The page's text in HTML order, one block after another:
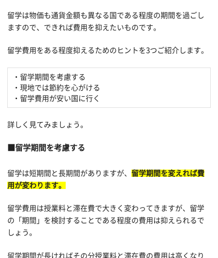
留学は物価も通貨金額も異なる国である程度の期間を過ごし
ますので、できれば費用を抑えたいものです。
留学費用をある程度抑えるためのヒントを3つご紹介します。
・留学期間を考慮する
・現地では節約を心がける
・留学費用が安い国に行く
詳しく見てみましょう。
留学期間を考慮する
留学は短期間と長期間がありますが、 留学期間を変えれば費
用が変わります。
留学費用は授業料と滞在費で大きく変わってきますが、留学
の「期間」を検討することである程度の費用は抑えられるで
しょう。
留学期間が長ければその分授業料と滞在費の費用は高くなり